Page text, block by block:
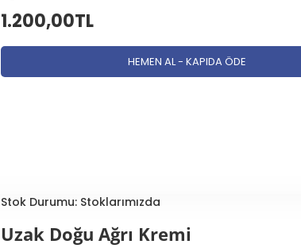
1.200,00TL
HEMEN AL - KAPIDA ÖDE
Stok Durumu: Stoklarımızda
Uzak Doğu Ağrı Kremi